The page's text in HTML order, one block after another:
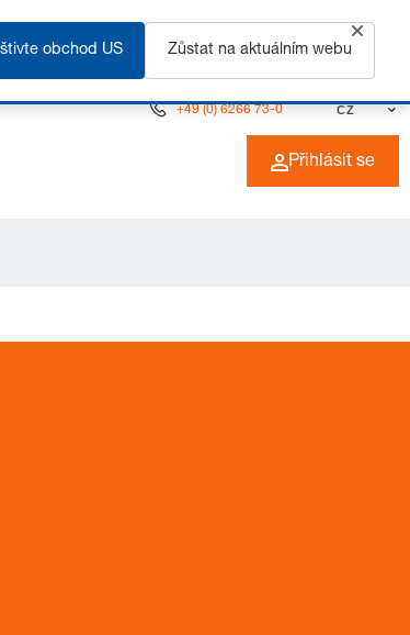
+49 (0) 6266 73-0 CZ
Přihlásit se
obchod US Zůstat na aktuálním webu